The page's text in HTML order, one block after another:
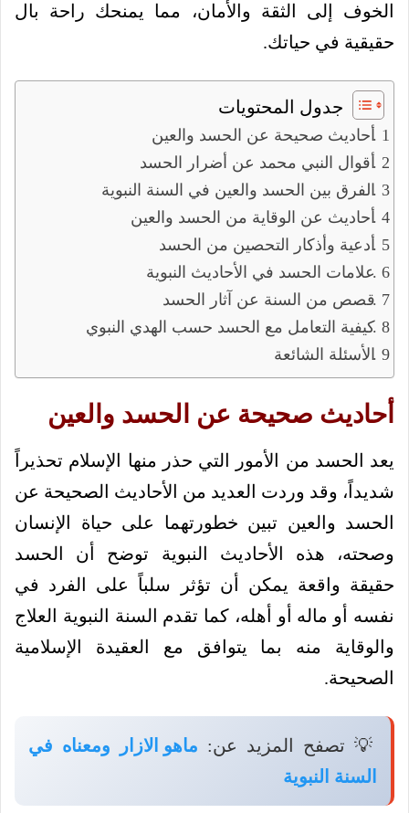
الخوف إلى الثقة والأمان، مما يمنحك راحة بال
حقيقية في حياتك.
جدول المحتويات
أحاديث صحيحة عن الحسد والعين
أقوال النبي محمد عن أضرار الحسد
الفرق بين الحسد والعين في السنة النبوية
أحاديث عن الوقاية من الحسد والعين
أدعية وأذكار التحصين من الحسد
علامات الحسد في الأحاديث النبوية
قصص من السنة عن آثار الحسد
كيفية التعامل مع الحسد حسب الهدي النبوي
الأسئلة الشائعة
أحاديث صحيحة عن الحسد والعين
يعد الحسد من الأمور التي حذر منها الإسلام تحذيراً
شديداً، وقد وردت العديد من الأحاديث الصحيحة عن
الحسد والعين تبين خطورتهما على حياة الإنسان
وصحته، هذه الأحاديث النبوية توضح أن الحسد
حقيقة واقعة يمكن أن تؤثر سلباً على الفرد في
نفسه أو ماله أو أهله، كما تقدم السنة النبوية العلاج
والوقاية منه بما يتوافق مع العقيدة الإسلامية
الصحيحة.
💡 تصفح المزيد عن: ماهو الازار ومعناه في
السنة النبوية